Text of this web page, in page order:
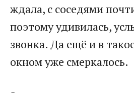
ждала, с соседями
поэтому удивилась,
звонка. Да ещё и в
окном уже смеркалось.